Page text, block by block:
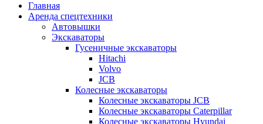
Главная
Аренда спецтехники
Автовышки
Экскаваторы
Гусеничные экскаваторы
Hitachi
Volvo
JCB
Колесные экскаваторы
Колесные экскаваторы JCB
Колесные экскаваторы Caterpillar
Колесные экскаваторы Hyundai